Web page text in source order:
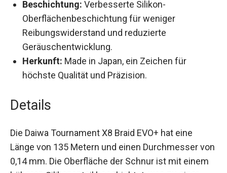
Beschichtung: Verbesserte Silikon-
Oberflächenbeschichtung für weniger
Reibungswiderstand und reduzierte
Geräuschentwicklung.
Herkunft: Made in Japan, ein Zeichen für
höchste Qualität und Präzision.
Details
Die Daiwa Tournament X8 Braid EVO+ hat eine
Länge von 135 Metern und einen Durchmesser
von 0,14 mm. Die Oberfläche der Schnur ist mit